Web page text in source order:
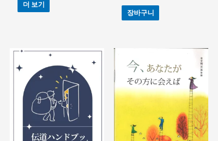
더 보기
장바구니